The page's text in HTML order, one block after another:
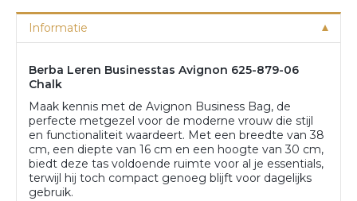
Informatie
Berba Leren Businesstas Avignon 625-879-06
Chalk
Maak kennis met de Avignon Business Bag, de
perfecte metgezel voor de moderne vrouw die stijl
en functionaliteit waardeert. Met een breedte van 38
cm, een diepte van 16 cm en een hoogte van 30 cm,
biedt deze tas voldoende ruimte voor al je essentials,
terwijl hij toch compact genoeg blijft voor dagelijks
gebruik.